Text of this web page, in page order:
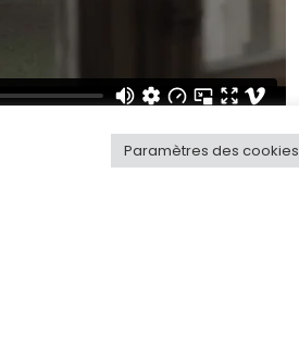
Paramètres des cookies